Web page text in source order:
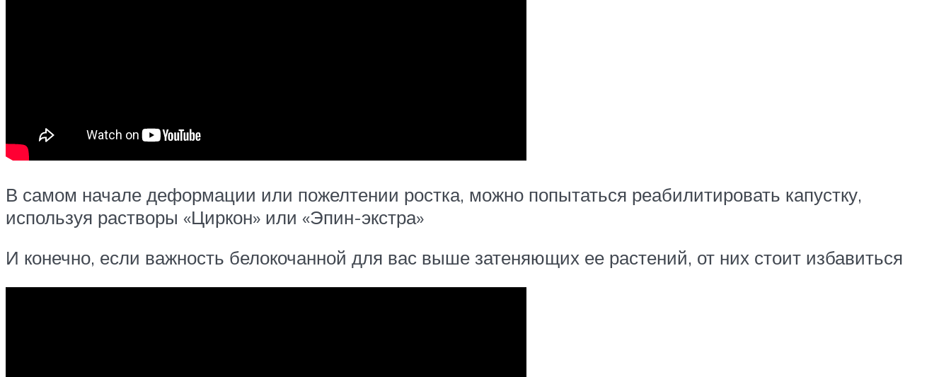
В самом начале деформации или пожелтении ростка, можно попытаться реабилитировать капустку,
используя растворы «Циркон» или «Эпин-экстра»
И конечно, если важность белокочанной для вас выше затеняющих ее растений, от них стоит избавиться